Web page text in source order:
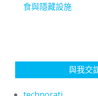
食與隱藏設施
與我交